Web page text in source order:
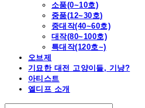
소품(0~10호)
중품(12~30호)
중대작(40~60호)
대작(80~100호)
특대작(120호~)
오브제
기묘한 대전 고양이들, 기냥?
아티스트
엘디프 소개